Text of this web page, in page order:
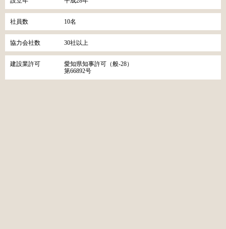
社員数 10名
協力会社数 30社以上
建設業許可
愛知県知事許可（般-28）
第66892号